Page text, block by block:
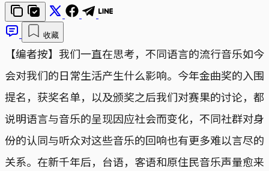
收藏
【编者按】我们一直在思考，不同语言的流行音乐如今
会对我们的日常生活产生什么影响。今年金曲奖的入围
提名，获奖名单，以及颁奖之后我们对赛果的讨论，都
说明语言与音乐的呈现因应社会而变化，不同社群对身
份的认同与听众对这些音乐的回响也有更多难以言尽的
关系。在新千年后，台语，客语和原住民音乐声量愈来